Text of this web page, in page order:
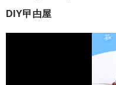
DIY曱甴屋